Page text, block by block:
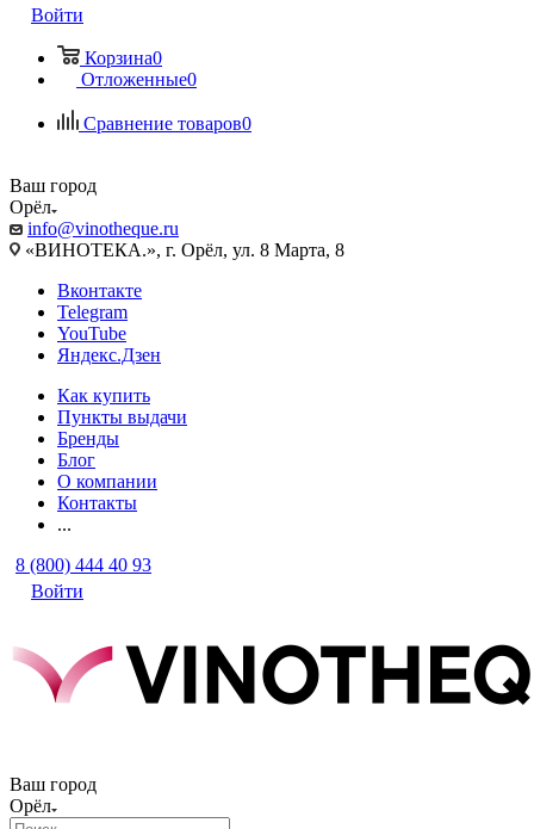
Войти
Корзина0
Отложенные0
Сравнение товаров0
Ваш город
Орёл
info@vinotheque.ru
«ВИНОТЕКА.», г. Орёл, ул. 8 Марта, 8
Вконтакте
Telegram
YouTube
Яндекс.Дзен
Как купить
Пункты выдачи
Бренды
Блог
О компании
Контакты
...
8 (800) 444 40 93
Войти
Ваш город
Орёл